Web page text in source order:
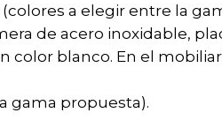
a elegir entre la
de acero inoxidable,
blanco. En el
gama propuesta).